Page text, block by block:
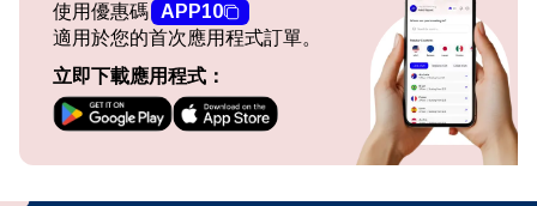
使用優惠碼 APP10
適用於您的首次應用程式訂單。
立即下載應用程式：